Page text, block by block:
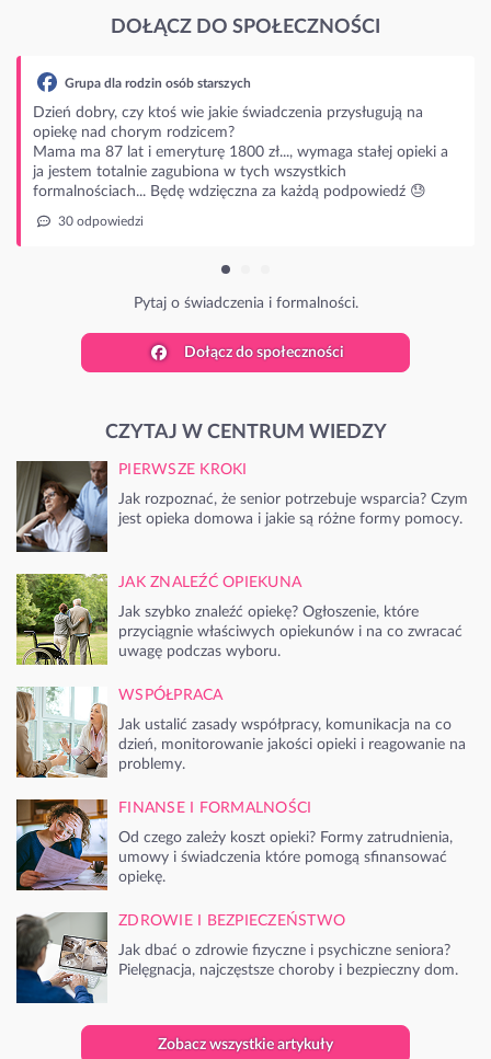
DOŁĄCZ DO SPOŁECZNOŚCI
przysługują na
stałej opieki a
podpowiedź 😓
Dołącz do społeczności
CZYTAJ W CENTRUM WIEDZY
PIERWSZE KROKI
Jak rozpoznać, że senior potrzebuje wsparcia? Czym
jest opieka domowa i jakie są różne formy pomocy.
JAK ZNALEŹĆ OPIEKUNA
Jak szybko znaleźć opiekę? Ogłoszenie, które
przyciągnie właściwych opiekunów i na co zwracać
uwagę podczas wyboru.
WSPÓŁPRACA
Jak ustalić zasady współpracy, komunikacja na co
dzień, monitorowanie jakości opieki i reagowanie na
problemy.
FINANSE I FORMALNOŚCI
Od czego zależy koszt opieki? Formy zatrudnienia,
umowy i świadczenia które pomogą sfinansować
opiekę.
ZDROWIE I BEZPIECZEŃSTWO
Jak dbać o zdrowie fizyczne i psychiczne seniora?
Pielęgnacja, najczęstsze choroby i bezpieczny dom.
Zobacz wszystkie artykuły